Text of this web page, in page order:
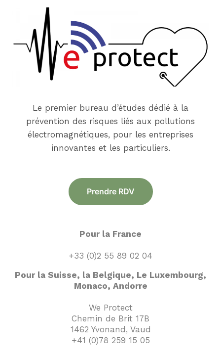
Le premier bureau d’études dédié à la
prévention des risques liés aux pollutions
électromagnétiques, pour les entreprises
innovantes et les particuliers.
Prendre RDV
Pour la France
+33 (0)2 55 89 02 04
Pour la Suisse, la Belgique, Le Luxembourg,
Monaco, Andorre
We Protect
Chemin de Brit 17B
1462 Yvonand, Vaud
+41 (0)78 259 15 05